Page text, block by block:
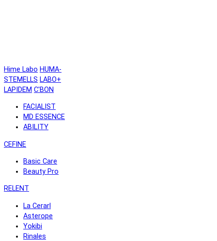
Hime Labo HUMA-
STEMELLS LABO+
LAPIDEM C'BON
FACIALIST
MD ESSENCE
ABILITY
CEFINE
Basic Care
Beauty Pro
RELENT
La Cerarl
Asterope
Yokibi
Rinales